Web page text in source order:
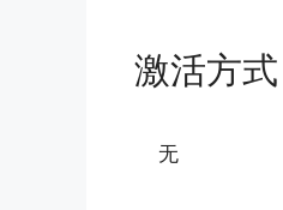
激活方式
无